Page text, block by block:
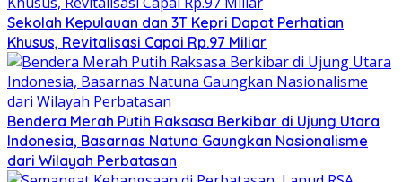
Sekolah Kepulauan dan 3T Kepri Dapat Perhatian
Khusus, Revitalisasi Capai Rp.97 Miliar
Bendera Merah Putih Raksasa Berkibar di Ujung Utara
Indonesia, Basarnas Natuna Gaungkan Nasionalisme
dari Wilayah Perbatasan